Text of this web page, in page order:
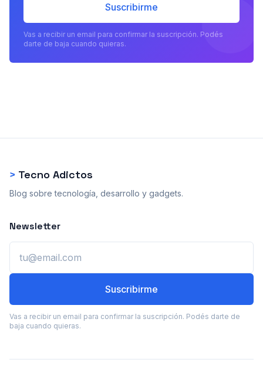
Suscribirme
Vas a recibir un email para confirmar la suscripción. Podés
darte de baja cuando quieras.
> Tecno Adictos
Blog sobre tecnología, desarrollo y gadgets.
Newsletter
Suscribirme
Vas a recibir un email para confirmar la suscripción. Podés darte de
baja cuando quieras.